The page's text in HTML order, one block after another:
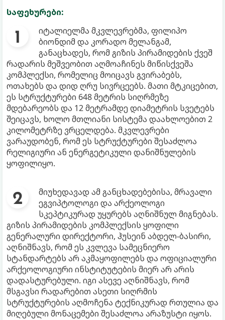
საფეხურები:
იტალიელმა მკვლევრებმა, ფილიპო
ბიონდიმ და კორადო მელანგამ,
განაცხადეს, რომ გიზის პირამიდების ქვეშ
რადარის მეშვეობით აღმოაჩინეს მიწისქვეშა
კომპლექსი, რომელიც მოიცავს გვირაბებს,
ოთახებს და დიდ ღრუ სივრცეებს. მათი მტკიცებით,
ეს სტრუქტურები 648 მეტრის სიღრმეზე
მდებარეობს და 12 მეტრამდე დიამეტრის სვეტებს
შეიცავს, ხოლო მთლიანი სისტემა დაახლოებით 2
კილომეტრზე ვრცელდება. მკვლევრები
ვარაუდობენ, რომ ეს სტრუქტურები შესაძლოა
რელიგიური ან ენერგეტიკული დანიშნულების
ყოფილიყო.​
მიუხედავად ამ განცხადებებისა, მრავალი
ეგვიპტოლოგი და არქეოლოგი
სკეპტიკურად უყურებს აღნიშნულ მიგნებას.
გიზის პირამიდების კომპლექსის ყოფილი
გენერალური დირექტორი, ჰუსეინ აბდელ-ბასირი,
აღნიშნავს, რომ ეს კვლევა სამეცნიერო
სტანდარტებს არ აკმაყოფილებს და ოფიციალური
არქეოლოგიური ინსტიტუტების მიერ არ არის
დადასტურებული. იგი ასევე აღნიშნავს, რომ
მსგავსი რადარებით ასეთი სიღრმის
სტრუქტურების აღმოჩენა ტექნიკურად რთულია და
მიღებული მონაცემები შესაძლოა არაზუსტი იყოს.​